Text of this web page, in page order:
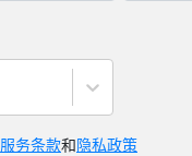
服务条款和隐私政策